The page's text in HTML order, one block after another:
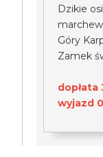
Dzikie
Góry
Zamek
dopłata
wyjazd